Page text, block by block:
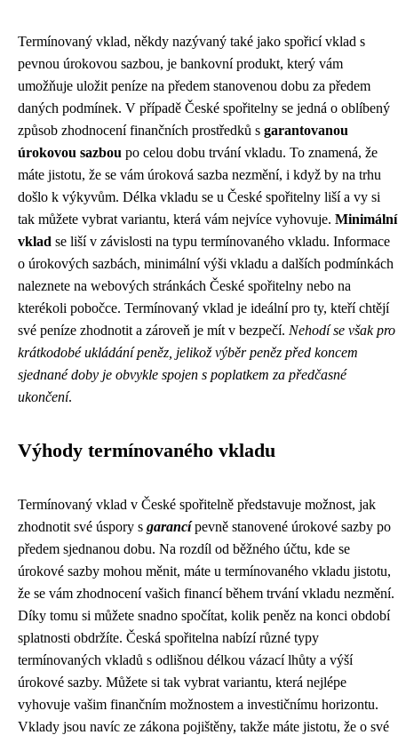
Termínovaný vklad, někdy nazývaný také jako spořicí vklad s
pevnou úrokovou sazbou, je bankovní produkt, který vám
umožňuje uložit peníze na předem stanovenou dobu za předem
daných podmínek. V případě České spořitelny se jedná o oblíbený
způsob zhodnocení finančních prostředků s garantovanou
úrokovou sazbou po celou dobu trvání vkladu. To znamená, že
máte jistotu, že se vám úroková sazba nezmění, i když by na trhu
došlo k výkyvům. Délka vkladu se u České spořitelny liší a vy si
tak můžete vybrat variantu, která vám nejvíce vyhovuje. Minimální
vklad se liší v závislosti na typu termínovaného vkladu. Informace
o úrokových sazbách, minimální výši vkladu a dalších podmínkách
naleznete na webových stránkách České spořitelny nebo na
kterékoli pobočce. Termínovaný vklad je ideální pro ty, kteří chtějí
své peníze zhodnotit a zároveň je mít v bezpečí. Nehodí se však pro
krátkodobé ukládání peněz, jelikož výběr peněz před koncem
sjednané doby je obvykle spojen s poplatkem za předčasné
ukončení.
Výhody termínovaného vkladu
Termínovaný vklad v České spořitelně představuje možnost, jak
zhodnotit své úspory s garancípevně stanovené úrokové sazby po
předem sjednanou dobu. Na rozdíl od běžného účtu, kde se
úrokové sazby mohou měnit, máte u termínovaného vkladu jistotu,
že se vám zhodnocení vašich financí během trvání vkladu nezmění.
Díky tomu si můžete snadno spočítat, kolik peněz na konci období
splatnosti obdržíte. Česká spořitelna nabízí různé typy
termínovaných vkladů s odlišnou délkou vázací lhůty a výší
úrokové sazby. Můžete si tak vybrat variantu, která nejlépe
vyhovuje vašim finančním možnostem a investičnímu horizontu.
Vklady jsou navíc ze zákona pojištěny, takže máte jistotu, že o své